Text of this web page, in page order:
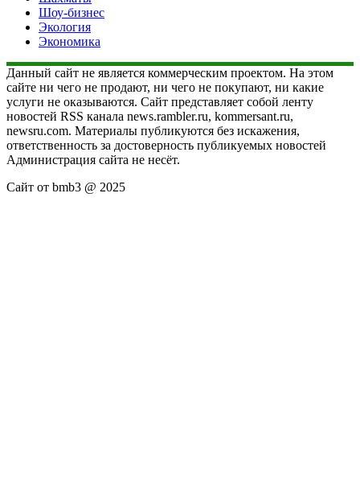
Шоу-бизнес
Экология
Экономика
Данный сайт не является коммерческим проектом. На этом
сайте ни чего не продают, ни чего не покупают, ни какие
услуги не оказываются. Сайт представляет собой ленту
новостей RSS канала news.rambler.ru, kommersant.ru,
newsru.com. Материалы публикуются без искажения,
ответственность за достоверность публикуемых новостей
Администрация сайта не несёт.
Сайт от bmb3 @ 2025